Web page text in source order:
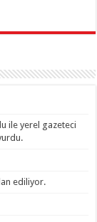
ile yerel gazeteci
ediliyor.